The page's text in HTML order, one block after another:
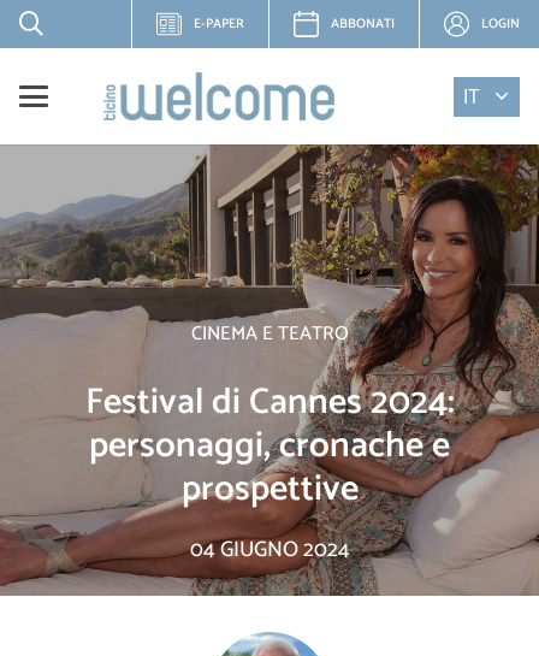
E-PAPER ABBONATI LOGIN
IT
CINEMA E TEATRO
Festival di Cannes 2024:
personaggi, cronache e
prospettive
04 GIUGNO 2024